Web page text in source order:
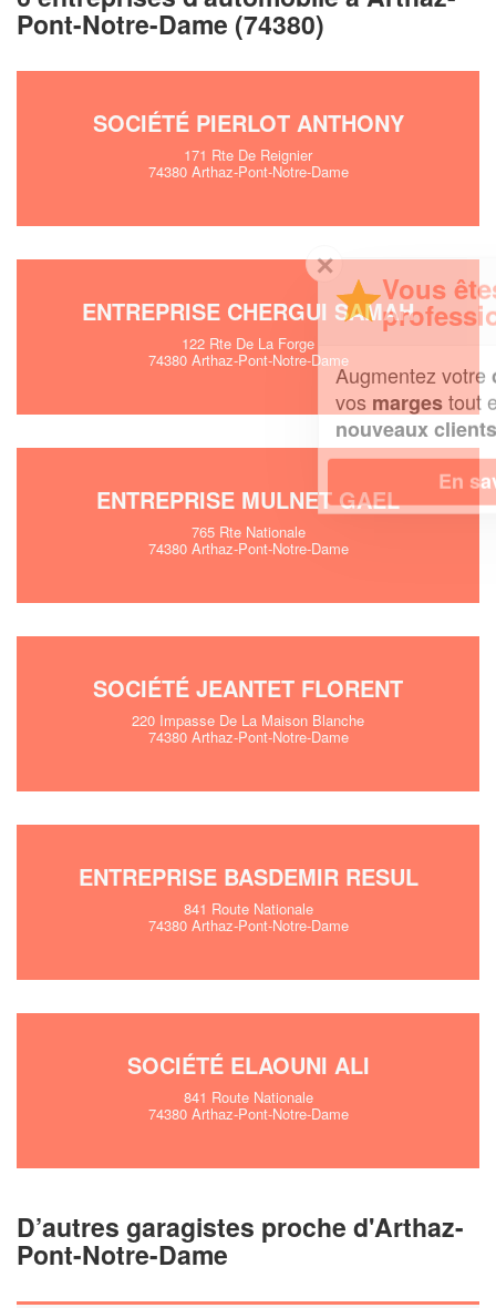
Pont-Notre-Dame (74380)
SOCIÉTÉ PIERLOT ANTHONY
171 Rte De Reignier
74380 Arthaz-Pont-Notre-Dame
ENTREPRISE CHERGUI SAMAH
122 Rte De La Forge
74380 Arthaz-Pont-Notre-Dame
ENTREPRISE MULNET GAEL
765 Rte Nationale
74380 Arthaz-Pont-Notre-Dame
SOCIÉTÉ JEANTET FLORENT
220 Impasse De La Maison Blanche
74380 Arthaz-Pont-Notre-Dame
ENTREPRISE BASDEMIR RESUL
841 Route Nationale
74380 Arthaz-Pont-Notre-Dame
SOCIÉTÉ ELAOUNI ALI
841 Route Nationale
74380 Arthaz-Pont-Notre-Dame
D’autres garagistes proche d'Arthaz-
Pont-Notre-Dame
✕
Vous êtes un
professionnel ?
Augmentez votrechiffre d'affaireset
tout en gagnant de